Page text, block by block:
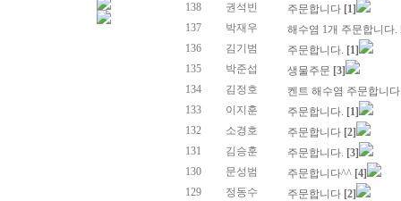
138
권석빈 주문합니다 [1]
137
박재우 해수염 1개 주문합니다.
136
김기범 주문합니다. [1]
135
박준섭 생물주문 [3]
134
김정호
켄트 해수염 주문합니
133
이지훈 주문합니다. [1]
132
소경호 주문합니다 [2]
131
김승훈 주문합니다. [3]
130
문성범 주문합니다^^ [4]
129
정동수 주문합니다 [2]